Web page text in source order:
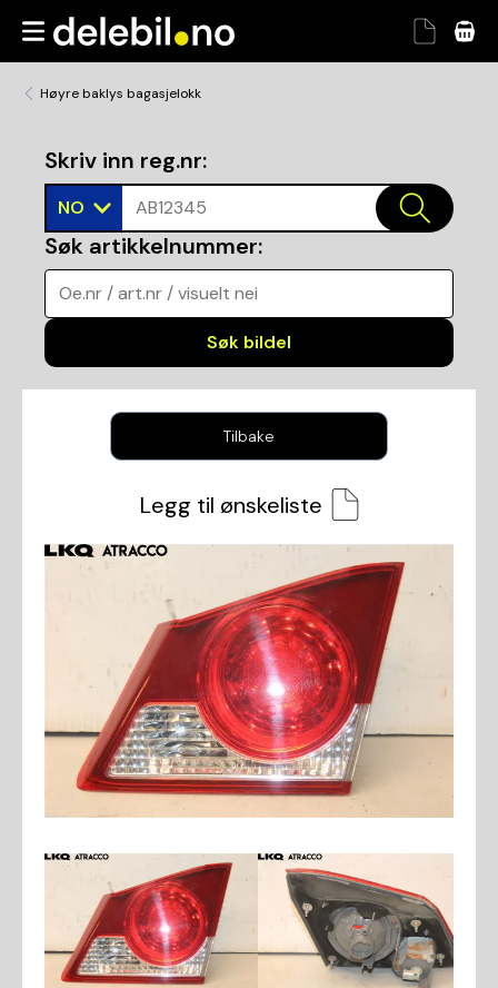
Høyre baklys bagasjelokk
Skriv inn reg.nr:
NO AB12345
Søk artikkelnummer:
Oe.nr / art.nr / visuelt nei
Søk bildel
Tilbake
Legg til ønskeliste